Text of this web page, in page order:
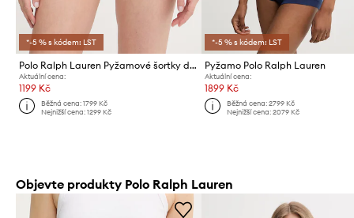
*-5 % s kódem: LST
Polo Ralph Lauren Pyžamové šortky dámské s bavlnou
Aktuální cena:
1199 Kč
Běžná cena:1799 Kč
Nejnižší cena:1299 Kč
*-5 % s kódem: LST
Pyžamo Polo Ralph Lauren
Aktuální cena:
1899 Kč
Běžná cena: 2799 Kč
Nejnižší cena: 2079 Kč
Objevte produkty Polo Ralph Lauren